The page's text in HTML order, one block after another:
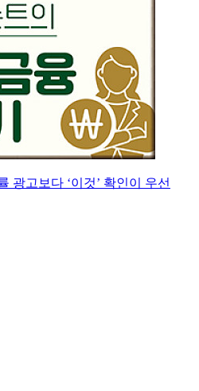
광고보다 ‘이것’ 확인이 우선